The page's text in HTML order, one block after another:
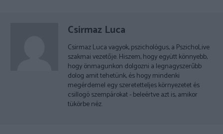
Csirmaz Luca
Csirmaz Luca vagyok, pszichológus, a PszichoLive
szakmai vezetője. Hiszem, hogy együtt könnyebb,
hogy önmagunkon dolgozni a legnagyszerűbb
dolog amit tehetünk, és hogy mindenki
megérdemel egy szeretetteljes környezetet és
csillogó szempárokat - beleértve azt is, amikor
tükörbe néz.